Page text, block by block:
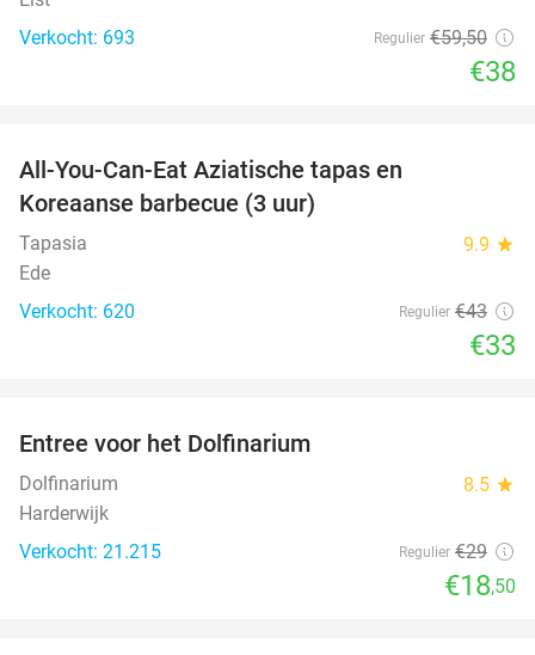
Verkocht: 693
Regulier €59,50
€38
All-You-Can-Eat Aziatische tapas en
Koreaanse barbecue (3 uur)
Tapasia 9.9 star
Ede
Verkocht: 620
Regulier €43
€33
Entree voor het Dolfinarium
Dolfinarium 8.5 star
Harderwijk
Verkocht: 21.215
Regulier €29
€18,50